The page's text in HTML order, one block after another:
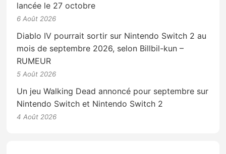
lancée le 27 octobre
6 Août 2026
Diablo IV pourrait sortir sur Nintendo Switch 2 au
mois de septembre 2026, selon Billbil-kun –
RUMEUR
5 Août 2026
Un jeu Walking Dead annoncé pour septembre sur
Nintendo Switch et Nintendo Switch 2
4 Août 2026